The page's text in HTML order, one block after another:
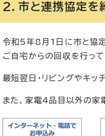
2．市と連携協定
令和5年8月1日に市と協定
ご自宅からの回収を行って
最短翌日・リビングやキッ
また、家電4品目以外の家